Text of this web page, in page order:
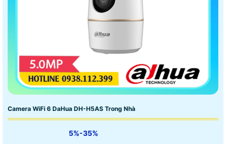
Camera WiFi 6 DaHua DH-H5AS Trong Nhà
5%-35%